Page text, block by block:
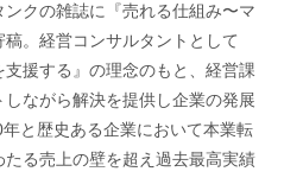
クの雑誌に『売れる仕組み〜マ
。経営コンサルタントとして
支援する』の理念のもと、経営課
ながら解決を提供し企業の発展
と歴史ある企業において本業転
る売上の壁を超え過去最高実績